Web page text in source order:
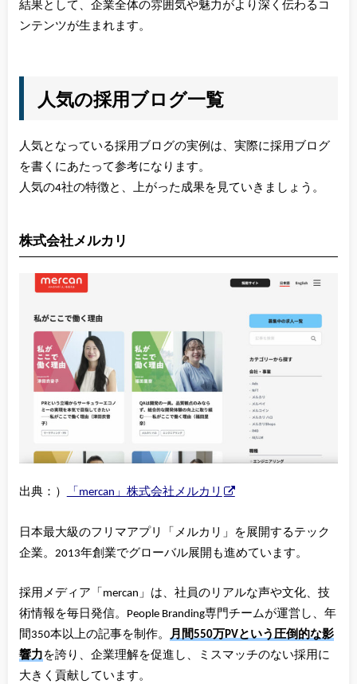
結果として、企業全体の雰囲気や魅力がより深く伝わるコ
ンテンツが生まれます。
人気の採用ブログ一覧
人気となっている採用ブログの実例は、実際に採用ブログ
を書くにあたって参考になります。
人気の4社の特徴と、上がった成果を見ていきましょう。
株式会社メルカリ
出典：） 「mercan」株式会社メルカリ
日本最大級のフリマアプリ「メルカリ」を展開するテック
企業。2013年創業でグローバル展開も進めています。
採用メディア「mercan」は、社員のリアルな声や文化、技
術情報を毎日発信。People Branding専門チームが運営し、年
間350本以上の記事を制作。 月間550万PVという圧倒的な影
響力を誇り、企業理解を促進し、ミスマッチのない採用に
大きく貢献しています。